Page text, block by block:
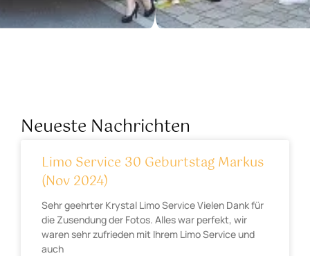
Neueste Nachrichten
Limo Service 30 Geburtstag Markus
(Nov 2024)
Sehr geehrter Krystal Limo Service Vielen Dank für
die Zusendung der Fotos. Alles war perfekt, wir
waren sehr zufrieden mit Ihrem Limo Service und
auch